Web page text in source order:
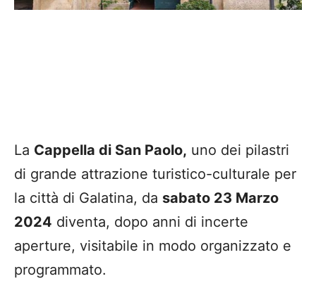
La Cappella di San Paolo, uno dei pilastri
di grande attrazione turistico-culturale per
la città di Galatina, da sabato 23 Marzo
2024 diventa, dopo anni di incerte
aperture, visitabile in modo organizzato e
programmato.